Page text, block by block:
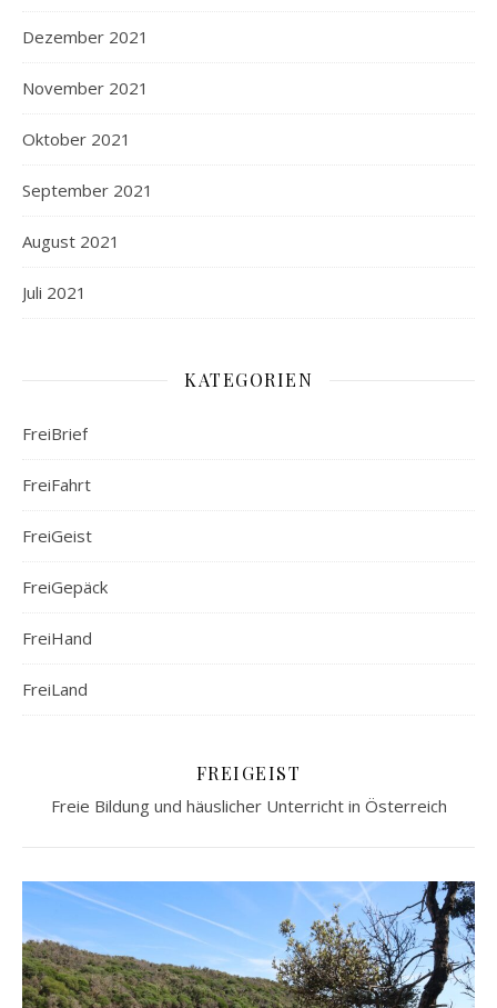
Dezember 2021
November 2021
Oktober 2021
September 2021
August 2021
Juli 2021
KATEGORIEN
FreiBrief
FreiFahrt
FreiGeist
FreiGepäck
FreiHand
FreiLand
FREIGEIST
Freie Bildung und häuslicher Unterricht in Österreich